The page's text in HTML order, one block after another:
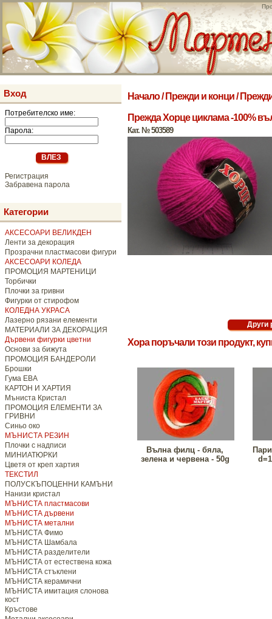
Вход
Потребителско име:
Парола:
Регистрация
Забравена парола
Категории
АКСЕСОАРИ ВЕЛИКДЕН
Ленти за декорация
Прозрачни пластмасови фигури
АКСЕСОАРИ КОЛЕДА
ПРОМОЦИЯ МАРТЕНИЦИ
Торбички
Плочки за гривни
Фигурки от стирофом
КОЛЕДНА УКРАСА
Лазерно рязани елементи
МАТЕРИАЛИ ЗА ДЕКОРАЦИЯ
Дървени фигурки цветни
Основи за бижута
ПРОМОЦИЯ БАНДЕРОЛИ
Брошки
Гума ЕВА
КАРТОН И ХАРТИЯ
Мъниста Кристал
ПРОМОЦИЯ ЕЛЕМЕНТИ ЗА
ГРИВНИ
Синьо око
МЪНИСТА РЕЗИН
Плочки с надписи
МИНИАТЮРКИ
Цветя от креп хартия
ТЕКСТИЛ
ПОЛУСКЪПОЦЕННИ КАМЪНИ
Нанизи кристал
МЪНИСТА пластмасови
МЪНИСТА дървени
МЪНИСТА метални
МЪНИСТА Фимо
МЪНИСТА Шамбала
МЪНИСТА разделители
МЪНИСТА от естествена кожа
МЪНИСТА стъклени
МЪНИСТА керамични
МЪНИСТА имитация слонова
кост
Кръстове
Начало/ Прежди и конци/
Прежда Хорце циклама -100%
Кат. № 503589
Хора поръчали този продукт,
Вълна филц - бяла,
зелена и червена - 50g